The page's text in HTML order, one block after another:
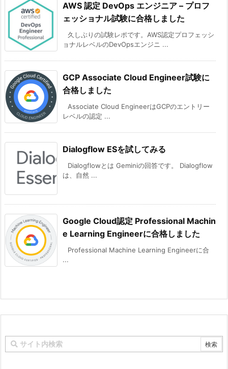
AWS 認定 DevOps エンジニア – プロフ
ェッショナル試験に合格しました
久しぶりの試験レポです。AWS認定プロフェッシ
ョナルレベルのDevOpsエンジニ ...
GCP Associate Cloud Engineer試験に
合格しました
Associate Cloud EngineerはGCPのエントリー
レベルの認定 ...
Dialogflow ESを試してみる
Dialogflowとは Geminiの回答です。 Dialogflow
は、自然 ...
Google Cloud認定 Professional Machin
e Learning Engineerに合格しました
Professional Machine Learning Engineerに合
...